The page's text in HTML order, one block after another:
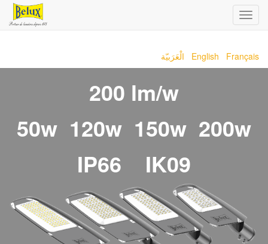
الْعَرَبيّة English Français
200 lm/w
50w 120w 150w 200w
IP66 IK09